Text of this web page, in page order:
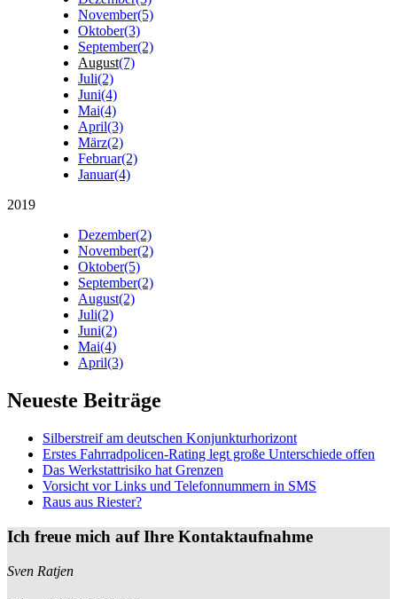
November(5)
Oktober(3)
September(2)
August(7)
Juli(2)
Juni(4)
Mai(4)
April(3)
März(2)
Februar(2)
Januar(4)
2019
Dezember(2)
November(2)
Oktober(5)
September(2)
August(2)
Juli(2)
Juni(2)
Mai(4)
April(3)
Neueste Beiträge
Silberstreif am deutschen Konjunkturhorizont
Erstes Fahrradpolicen-Rating legt große Unterschiede offen
Das Werkstattrisiko hat Grenzen
Vorsicht vor Links und Telefonnummern in SMS
Raus aus Riester?
Ich freue mich auf Ihre Kontaktaufnahme
Sven Ratjen